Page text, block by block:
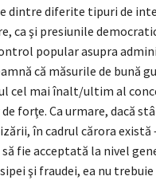
dintre diferite tipuri de
ca şi presiunile
popular asupra
că măsurile de bună
cel mai înalt/ultim al
forţe. Ca urmare, dacă
în cadrul cărora există
fie acceptată la nivel
şi fraudei, ea nu